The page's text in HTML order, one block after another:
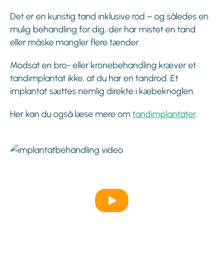
Det er en kunstig tand inklusive rod – og således en
mulig behandling for dig, der har mistet en tand
eller måske mangler flere tænder.
Modsat en bro- eller kronebehandling kræver et
tandimplantat ikke, at du har en tandrod. Et
implantat sættes nemlig direkte i kæbeknoglen.
Her kan du også læse mere omtandimplantater.